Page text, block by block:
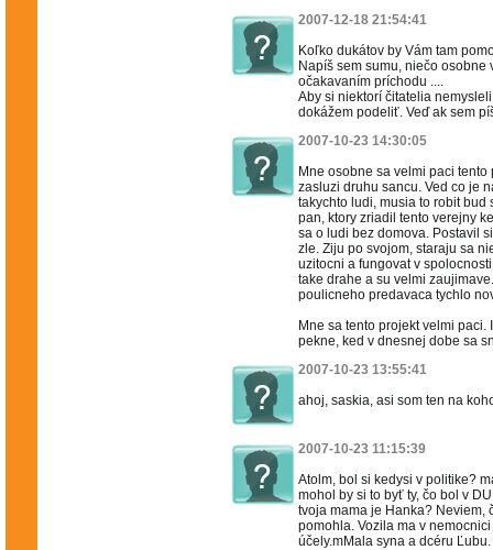
2007-12-18 21:54:41
Koľko dukátov by Vám tam
Napíš sem sumu, niečo osobne
očakavaním príchodu ....
Aby si niektorí čitatelia
dokážem podeliť. Veď ak sem
2007-10-23 14:30:05
Mne osobne sa velmi paci
zasluzi druhu sancu. Ved co je
takychto ludi, musia to robit
pan, ktory zriadil tento verejny
sa o ludi bez domova. Postavil
zle. Ziju po svojom, staraju sa
uzitocni a fungovat v
take drahe a su velmi
poulicneho predavaca tychlo
Mne sa tento projekt velmi
pekne, ked v dnesnej dobe sa
2007-10-23 13:55:41
ahoj, saskia, asi som ten na
2007-10-23 11:15:39
Atolm, bol si kedysi v politike?
mohol by si to byť ty, čo bol v
tvoja mama je Hanka? Neviem,
pomohla. Vozila ma v
účely.mMala syna a dcéru